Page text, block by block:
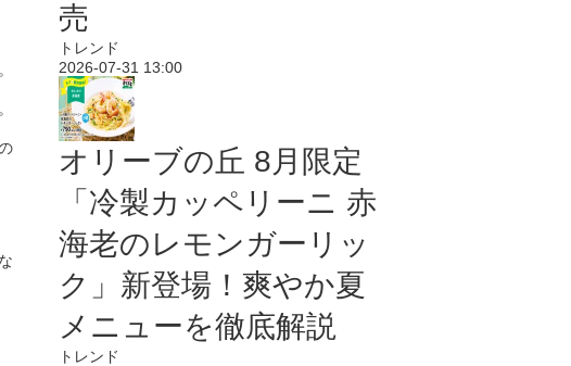
売
トレンド
2026-07-31 13:00
オリーブの丘 8月限定
「冷製カッペリーニ 赤
海老のレモンガーリッ
ク」新登場！爽やか夏
メニューを徹底解説
トレンド